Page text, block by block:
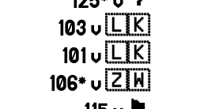
103 v 🇱🇰
101 v 🇱🇰
106* v 🇿🇼